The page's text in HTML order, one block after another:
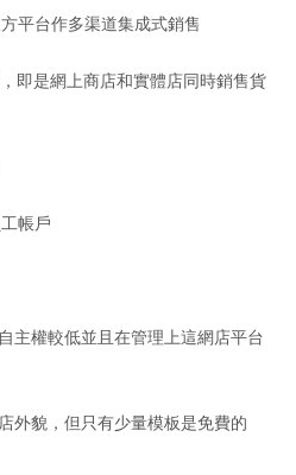
平台作多渠道集成式銷售
即是網上商店和實體店同時銷售貨
帳戶
主權較低並且在管理上這網店平台
外貌，但只有少量模板是免費的